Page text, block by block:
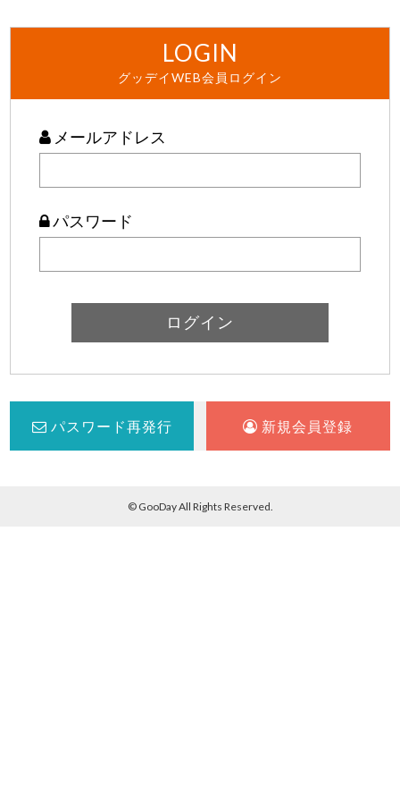
LOGIN
グッデイWEB会員ログイン
メールアドレス
パスワード
パスワード再発行 新規会員登録
© GooDay All Rights Reserved.